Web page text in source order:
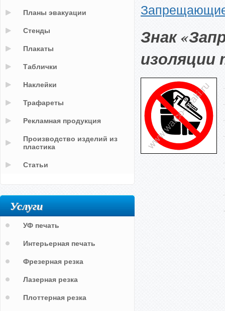
Знак
Планы эвакуации
Стенды
Плакаты
Таблички
Наклейки
Трафареты
Рекламная продукция
Производство изделий из
пластика
Статьи
Услуги
УФ печать
Интерьерная печать
Фрезерная резка
Лазерная резка
Плоттерная резка